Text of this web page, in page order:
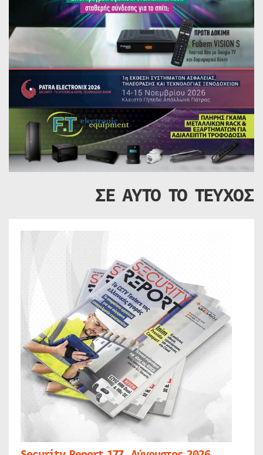
ΣΕ ΑΥΤΟ ΤΟ ΤΕΥΧΟΣ